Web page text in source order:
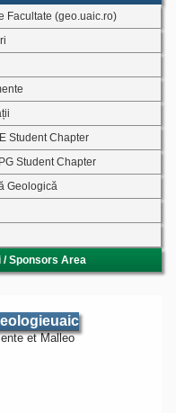
Facultate (geo.uaic.ro)
Student Chapter
Student Chapter
Geologică
/ Sponsors Area
et Malleo